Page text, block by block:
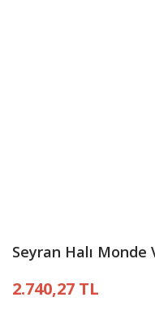
Seyran Halı
2.740,27 TL